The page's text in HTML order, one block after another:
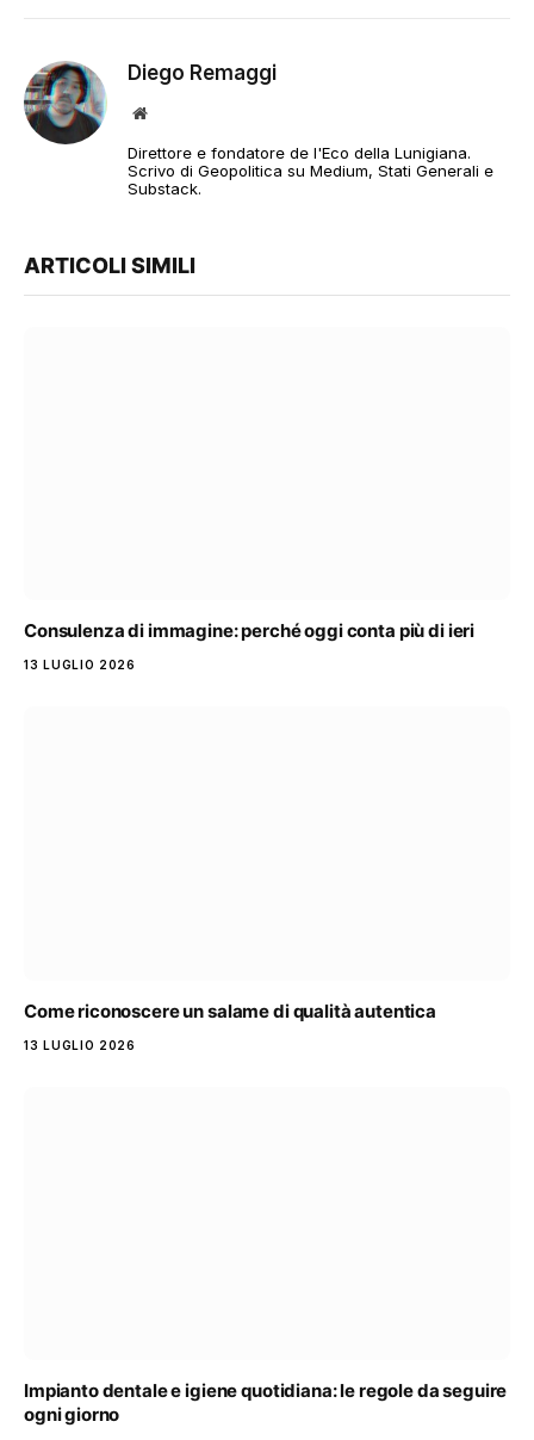
Diego Remaggi
Sito
Direttore e fondatore de l'Eco della Lunigiana.
Scrivo di Geopolitica su Medium, Stati Generali e
Substack.
ARTICOLI SIMILI
Consulenza di immagine: perché oggi conta più di ieri
13 LUGLIO 2026
Come riconoscere un salame di qualità autentica
13 LUGLIO 2026
Impianto dentale e igiene quotidiana: le regole da seguire
ogni giorno